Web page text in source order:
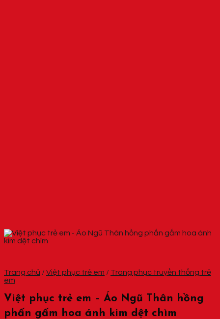
Trang chủ /Việt phục trẻ em / Trang phục truyền thống trẻ
em
Việt phục trẻ em – Áo Ngũ Thân hồng
phấn gấm hoa ánh kim dệt chìm